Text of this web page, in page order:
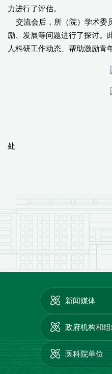
力进行了评估。
交流会后，所（院）学术委
励、发展等问题进行了探讨。
人科研工作动态、帮助激励青
人力资
处
新闻媒体
政府机构和组
医科院单位